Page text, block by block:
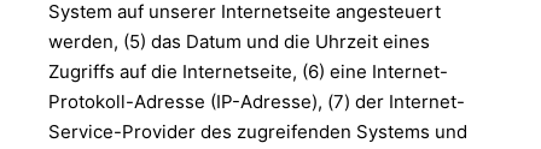
System auf unserer Internetseite angesteuert
werden, (5) das Datum und die Uhrzeit eines
Zugriffs auf die Internetseite, (6) eine Internet-
Protokoll-Adresse (IP-Adresse), (7) der Internet-
Service-Provider des zugreifenden Systems und